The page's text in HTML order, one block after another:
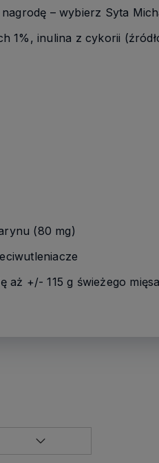
– wybierz Syta
1%, inulina z cykorii
(80 mg)
aż +/- 115 g świeżego